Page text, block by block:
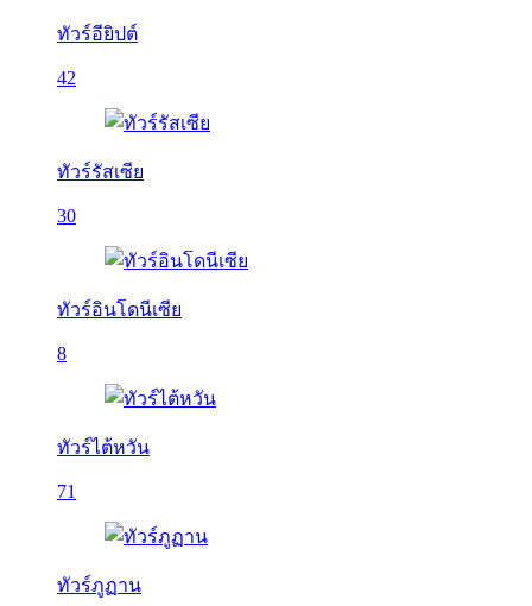
ทัวร์อียิปต์
42
ทัวร์รัสเซีย
30
ทัวร์อินโดนีเซีย
8
ทัวร์ไต้หวัน
71
ทัวร์ภูฏาน